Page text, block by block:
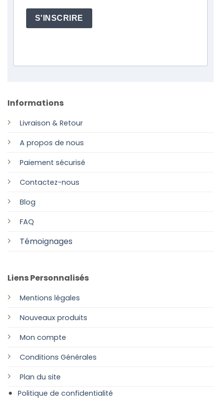
Informations
Livraison & Retour
A propos de nous
Paiement sécurisé
Contactez-nous
Blog
FAQ
Témoignages
Liens Personnalisés
Mentions légales
Nouveaux produits
Mon compte
Conditions Générales
Plan du site
Politique de confidentialité
S'INSCRIRE